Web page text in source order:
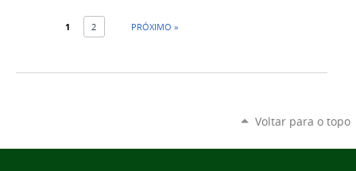
1 2 PRÓXIMO »
Voltar para o topo